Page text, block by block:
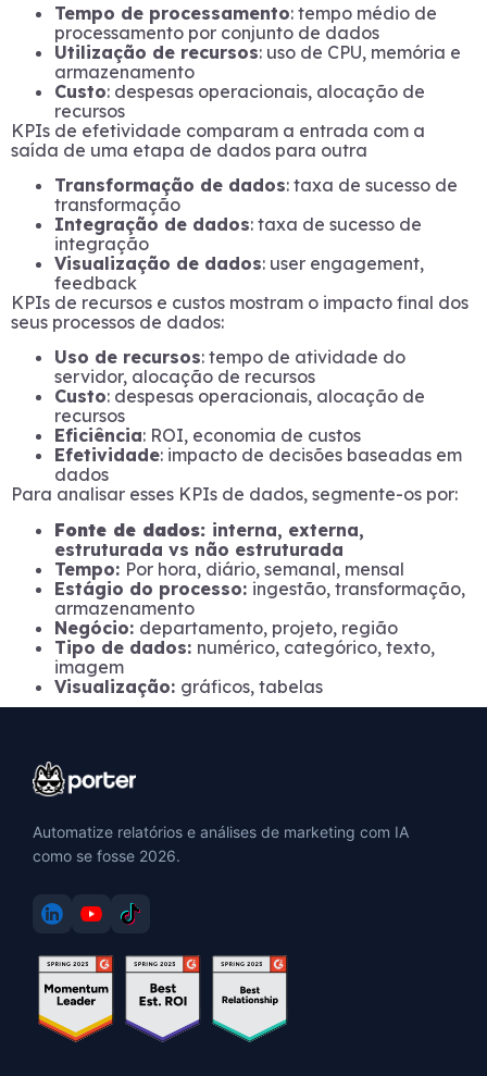
Tempo de processamento: tempo médio de
processamento por conjunto de dados
Utilização de recursos: uso de CPU, memória e
armazenamento
Custo: despesas operacionais, alocação de
recursos
KPIs de efetividade comparam a entrada com a
saída de uma etapa de dados para outra
Transformação de dados: taxa de sucesso de
transformação
Integração de dados: taxa de sucesso de
integração
Visualização de dados: user engagement,
feedback
KPIs de recursos e custos mostram o impacto final dos
seus processos de dados:
Uso de recursos: tempo de atividade do
servidor, alocação de recursos
Custo: despesas operacionais, alocação de
recursos
Eficiência: ROI, economia de custos
Efetividade: impacto de decisões baseadas em
dados
Para analisar esses KPIs de dados, segmente-os por:
Fonte de dados: interna, externa,
estruturada vs não estruturada
Tempo: Por hora, diário, semanal, mensal
Estágio do processo: ingestão, transformação,
armazenamento
Negócio: departamento, projeto, região
Tipo de dados: numérico, categórico, texto,
imagem
Visualização: gráficos, tabelas
Automatize relatórios e análises de marketing com IA
como se fosse 2026.